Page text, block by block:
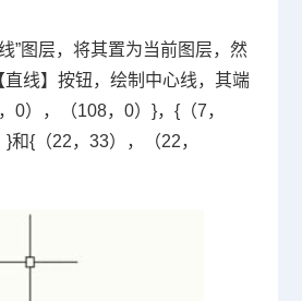
”图层，将其置为当前图层，然
线】按钮，绘制中心线，其端
0），（108，0）}，{（7，
和{（22，33），（22，